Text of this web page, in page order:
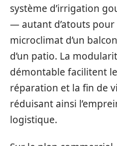
système d’irrigation
— autant d’atouts
microclimat d’un
d’un patio. La
démontable facilitent
réparation et la fin de
réduisant ainsi
logistique.